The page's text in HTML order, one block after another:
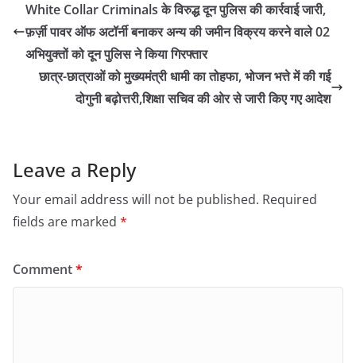
White Collar Criminals के विरुद्ध दून पुलिस की कार्रवाई जारी,
फ़र्ज़ी पावर ऑफ अटॉर्नी बनाकर अन्य की जमीन विक्रय करने वाले 02
अभियुक्तों को दून पुलिस ने किया गिरफ्तार
छात्र-छात्राओं को मुख्यमंत्री धामी का तोहफा, भोजन भत्ते में की गई
दोगुनी बढ़ोत्तरी,शिक्षा सचिव की ओर से जारी किए गए आदेश
Leave a Reply
Your email address will not be published. Required
fields are marked *
Comment*